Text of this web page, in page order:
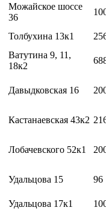
Можайское шоссе
36
Толбухина 13к1
Ватутина 9, 11,
18к2
Давыдковская 16
Кастанаевская 43к2
Лобачевского 52к1
Удальцова 15 96
Удальцова 17к1